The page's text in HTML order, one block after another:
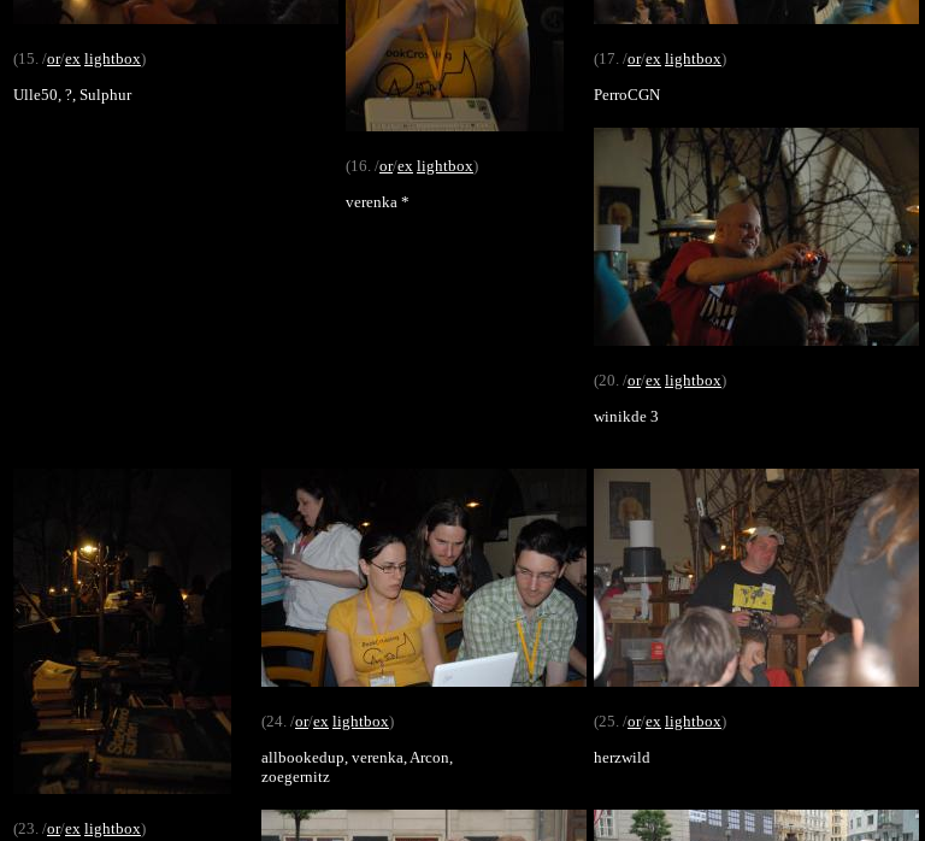
(15. /or/ex lightbox)
Ulle50, ?, Sulphur
(16. /or/ex lightbox)
verenka *
(17. /or/ex lightbox)
PerroCGN
(20. /or/ex lightbox)
winikde 3
(23. /or/ex lightbox)
(24. /or/ex lightbox)
allbookedup, verenka, Arcon,
zoegernitz
(25. /or/ex lightbox)
herzwild